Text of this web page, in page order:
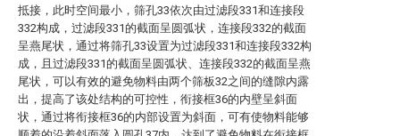
抵接，此时空间最小，筛孔33依次由过滤段331和连接段
332构成，过滤段331的截面呈圆弧状，连接段332的截面
呈燕尾状，通过将筛孔33设置为过滤段331和连接段332构
成，且过滤段331的截面呈圆弧状、连接段332的截面呈燕
尾状，可以有效的避免物料由两个筛板32之间的缝隙内露
出，提高了该处结构的可控性，衔接框36的内壁呈斜面
状，通过将衔接框36的内部设置为斜面，可有使物料能够